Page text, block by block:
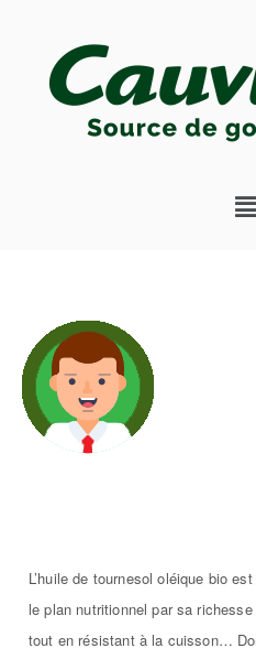
L’huile de tournesol oléique bio
le plan nutritionnel par sa
tout en résistant à la cuisson…